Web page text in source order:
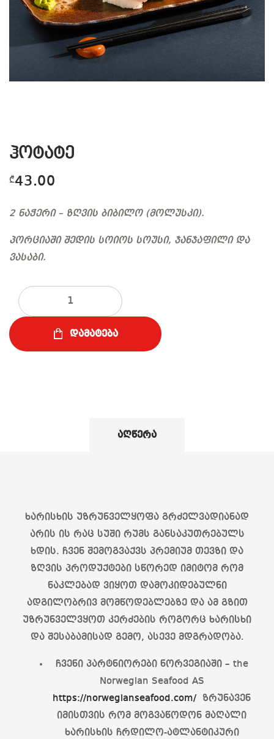
ჰოტატე
₾43.00
2 ნაჭერი – ზღვის ბიბილო (მოლუსკი).
პორციაში შედის სოიოს სოუსი, ჯანჯაფილი და
ვასაბი.
რაოდენობა
დამატება
აღწერა
ხარისხის უზრუნველყოფა გრძელვადიანად
არის ის რაც სუში რუმს განსაკუთრებულს
ხდის. ჩვენ შემოგვაქვს პრემიუმ თევზი და
ზღვის პროდუქტები სწორედ იმიტომ რომ
ნაკლებად ვიყოთ დამოკიდებულნი
ადგილობრივ მომწოდებლებზე და ამ გზით
უზრუნველვყოთ კერძების როგორც ხარისხი
და შესაბამისად გემო, ასევე მდგრადობა.
ჩვენი პარტნიორები ნორვეგიაში – the
Norwegian Seafood AS
https://norwegianseafood.com/ ზრუნავენ
იმისთვის რომ მოგვაწოდონ მაღალი
ხარისხის ჩრდილო-ატლანტიკური